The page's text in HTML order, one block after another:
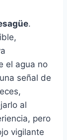
.
el agua no
señal de
al
pero
vigilante